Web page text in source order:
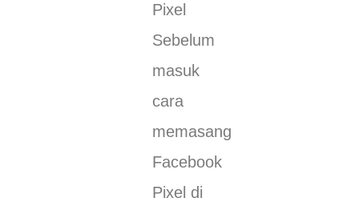
Pixel
Sebelum
masuk
cara
memasang
Facebook
Pixel di